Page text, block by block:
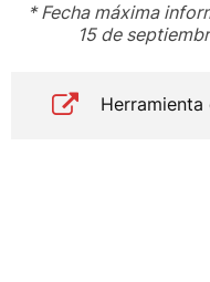
* Fecha máxima
15 de